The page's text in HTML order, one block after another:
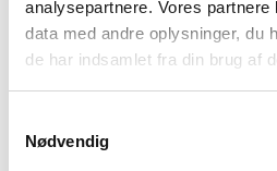
analysepartnere. Vores
data med andre oplysninger, du
de har indsamlet fra din brug af
Nødvendig